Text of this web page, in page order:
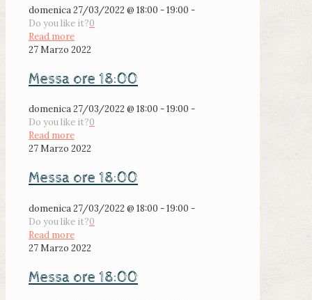
domenica 27/03/2022 @ 18:00 - 19:00 -
Do you like it?0
Read more
27 Marzo 2022
Messa ore 18:00
domenica 27/03/2022 @ 18:00 - 19:00 -
Do you like it?0
Read more
27 Marzo 2022
Messa ore 18:00
domenica 27/03/2022 @ 18:00 - 19:00 -
Do you like it?0
Read more
27 Marzo 2022
Messa ore 18:00